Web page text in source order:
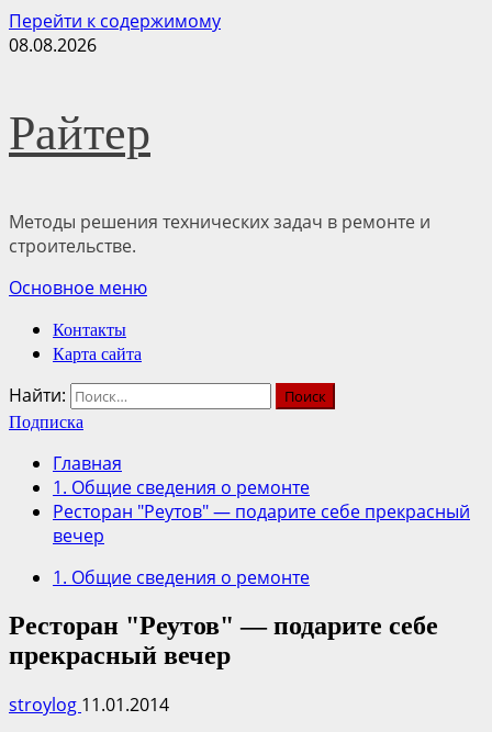
Перейти к содержимому
08.08.2026
Райтер
Методы решения технических задач в ремонте и
строительстве.
Основное меню
Контакты
Карта сайта
Найти:
Подписка
Главная
1. Общие сведения о ремонте
Ресторан "Реутов" — подарите себе прекрасный
вечер
1. Общие сведения о ремонте
Ресторан "Реутов" — подарите себе
прекрасный вечер
stroylog 11.01.2014